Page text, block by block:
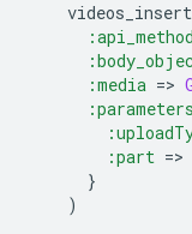
:api_method
:media =>
:parameters
:part =>
}
)